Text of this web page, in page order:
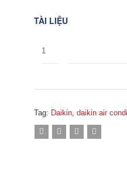
TÀI LIỆU
1
Tag: Daikin,daikin air